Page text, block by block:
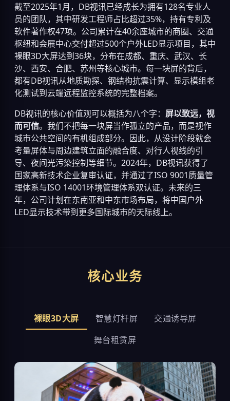
截至2025年1月，DB视讯已经成长为拥有128名专业人
员的团队，其中研发工程师占比超过35%，持有专利及
软件著作权47项。公司累计在40余座城市的商圈、交通
枢纽和会展中心交付超过500个户外LED显示项目，其中
裸眼3D大屏达到36块，分布在成都、重庆、武汉、长
沙、西安、合肥、苏州等核心城市。每一块屏的背后，
都有DB视讯从地质勘探、钢结构抗震计算、显示模组老
化测试到云端远程监控系统的完整档案。
DB视讯的核心价值观可以概括为八个字： 屏以致远，视
而可信。我们不把每一块屏当作孤立的产品，而是视作
城市公共空间的有机组成部分。因此，从设计阶段就会
考量屏体与周边建筑立面的融合度、对行人视线的引
导、夜间光污染控制等细节。2024年，DB视讯获得了
国家高新技术企业复审认证，并通过了ISO 9001质量管
理体系与ISO 14001环境管理体系双认证。未来的三
年，公司计划在东南亚和中东市场布局，将中国户外
LED显示技术带到更多国际城市的天际线上。
核心业务
裸眼3D大屏 智慧灯杆屏
交通诱导屏
舞台租赁屏